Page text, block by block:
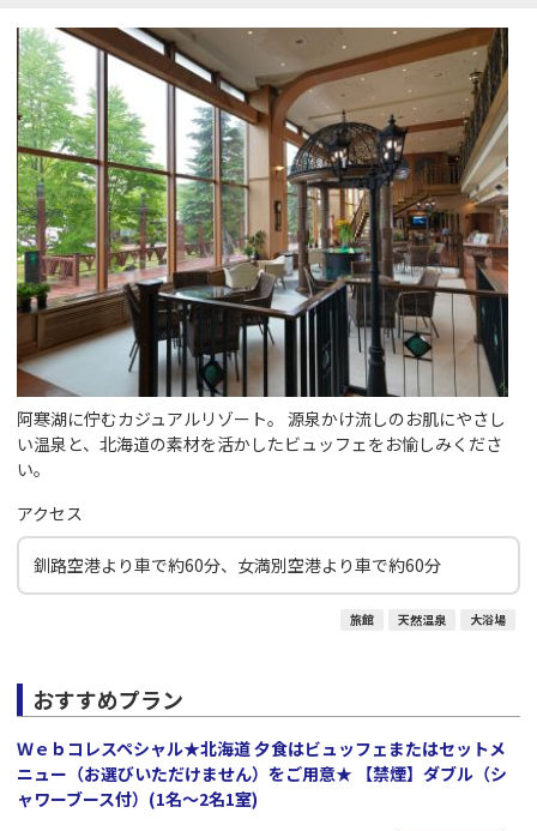
阿寒湖に佇むカジュアルリゾート。 源泉かけ流しのお肌にやさし
い温泉と、北海道の素材を活かしたビュッフェをお愉しみくださ
い。
アクセス
釧路空港より車で約60分、女満別空港より車で約60分
旅館 天然温泉 大浴場
おすすめプラン
Ｗｅｂコレスペシャル★北海道 夕食はビュッフェまたはセットメ
ニュー（お選びいただけません）をご用意★ 【禁煙】ダブル（シ
ャワーブース付）(1名～2名1室)